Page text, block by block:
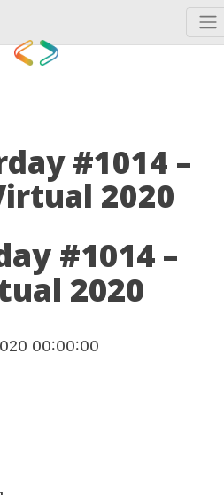
#1014 –
2020
#1014 –
2020
00:00:00